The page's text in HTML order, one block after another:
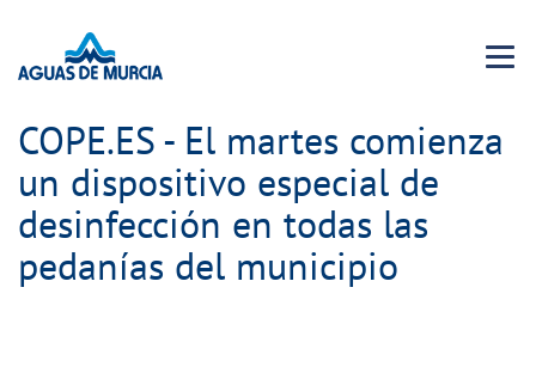
Menu
COPE.ES - El martes comienza
un dispositivo especial de
desinfección en todas las
pedanías del municipio